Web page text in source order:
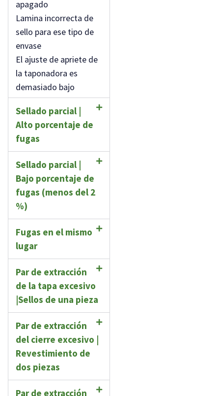
apagado
Lamina incorrecta de
sello para ese tipo de
envase
El ajuste de apriete de
la taponadora es
demasiado bajo
Sellado parcial |
Alto porcentaje de
fugas
Sellado parcial |
Bajo porcentaje de
fugas (menos del 2
%)
Fugas en el mismo
lugar
Par de extracción
de la tapa excesivo
|Sellos de una pieza
Par de extracción
del cierre excesivo |
Revestimiento de
dos piezas
Par de extracción